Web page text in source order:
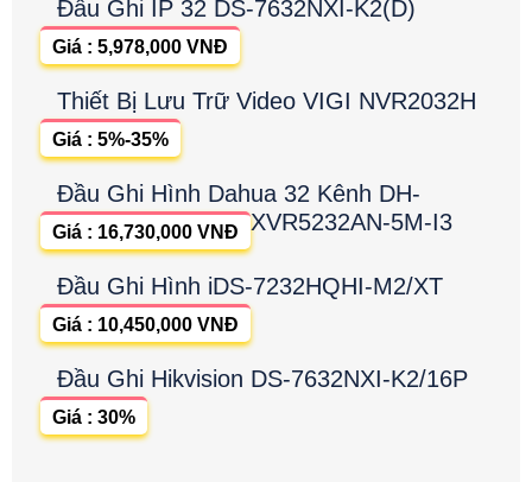
Đầu Ghi IP 32 DS-7632NXI-K2(D)
Giá : 5,978,000 VNĐ
Thiết Bị Lưu Trữ Video VIGI NVR2032H
Giá : 5%-35%
Đầu Ghi Hình Dahua 32 Kênh DH-
XVR5232AN-5M-I3
Giá : 16,730,000 VNĐ
Đầu Ghi Hình iDS-7232HQHI-M2/XT
Giá : 10,450,000 VNĐ
Đầu Ghi Hikvision DS-7632NXI-K2/16P
Giá : 30%